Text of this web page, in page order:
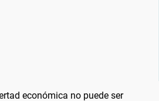
económica no puede ser